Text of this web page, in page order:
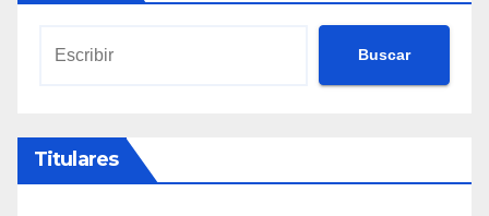
Buscar
Titulares